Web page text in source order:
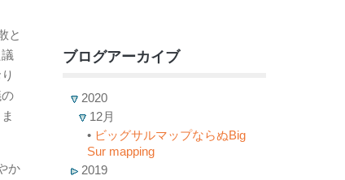
と
か
ブログアーカイブ
2020
12月
• ビッグサルマップならぬBig
Sur mapping
2019